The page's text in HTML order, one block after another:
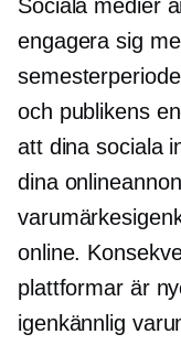
Sociala medier
engagera sig
och publikens
att dina sociala
dina
online.
plattformar är
igenkännlig